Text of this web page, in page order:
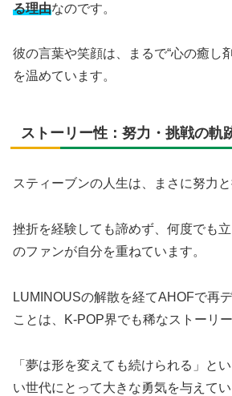
る理由なのです。
彼の言葉や笑顔は、まるで“心の癒し
を温めています。
ストーリー性：努力・挑戦の軌
スティーブンの人生は、まさに努力と
挫折を経験しても諦めず、何度でも
のファンが自分を重ねています。
LUMINOUSの解散を経てAHOFで再
ことは、K-POP界でも稀なストーリー
「夢は形を変えても続けられる」と
い世代にとって大きな勇気を与えてい